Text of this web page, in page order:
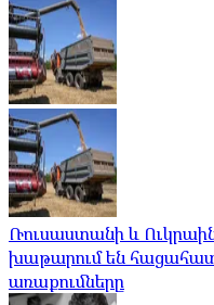
Ռուսաստանի և
խաթարում են
առաքումները